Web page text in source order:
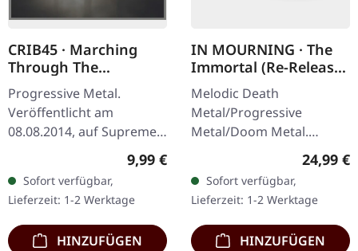
CRIB45 · Marching
Through The
Borderlines | DIGIPAK
CD
Progressive Metal.
Veröffentlicht am
08.08.2014, auf Supreme
Chaos Records. Limitierte
CD im DigiPak. CRIB45 aus
Finnland sind ein kleiner
Geheimtipp…
Regulärer Preis:
9,99 €
Sofort verfügbar,
Lieferzeit: 1-2 Werktage
HINZUFÜGEN
IN MOURNING · The
Immortal (Re-Release)
| BLACK LP
Melodic Death
Metal/Progressive
Metal/Doom Metal.
27.03.2026, auf Supreme
Chaos Records.
Schwarzes Vinyl mit
Insert. Zweite Auflage…
24,99 €
Sofort verfügbar,
Lieferzeit: 1-2 Werktage
HINZUFÜGEN